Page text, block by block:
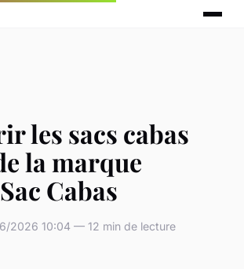
les sacs cabas
la marque
Cabas
2026 10:04 — 12 min de lecture